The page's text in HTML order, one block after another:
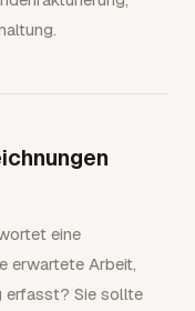
eine
erwartete Arbeit,
erfasst? Sie sollte